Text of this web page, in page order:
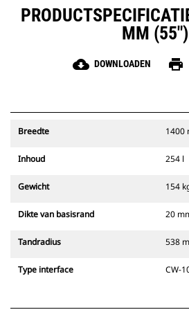
MM (55")
cloud_download DOWNLOADEN print
Breedte 1400
Inhoud 254 l
Gewicht 154
Dikte van basisrand 20
Tandradius 538
Type interface CW-